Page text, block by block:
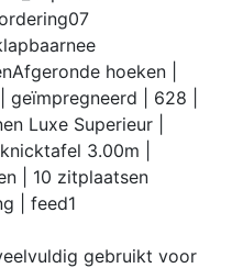
07
nee
Afgeronde hoeken |
| 628 |
Luxe Superieur |
3.00m |
| 10 zitplaatsen
|
feed1
gebruikt voor